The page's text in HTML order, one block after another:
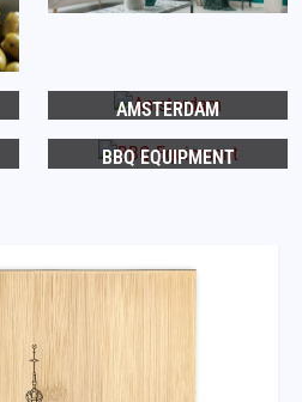
AMSTERDAM
BBQ EQUIPMENT